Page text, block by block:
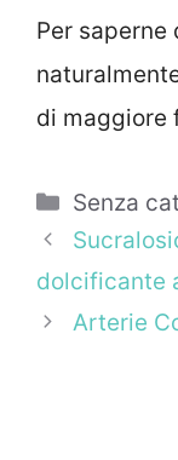
Per
di maggiore
Categorie
Senza
dolcificante
Arterie